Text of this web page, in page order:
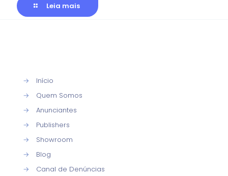
Leia mais
→
Início
→
Quem Somos
→
Anunciantes
→
Publishers
→
Showroom
→
Blog
→
Canal de Denúncias